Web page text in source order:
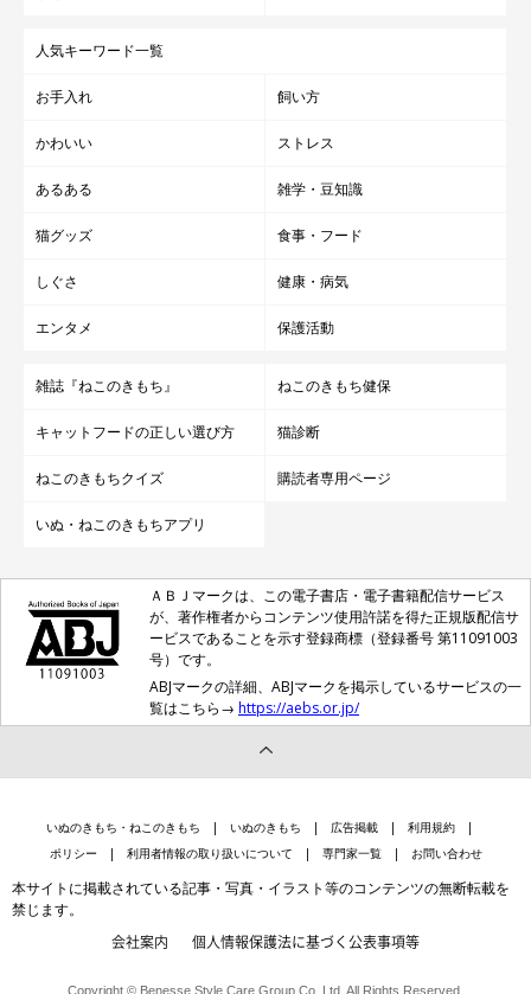
人気キーワード一覧
お手入れ 飼い方
かわいい ストレス
あるある 雑学・豆知識
猫グッズ 食事・フード
しぐさ 健康・病気
エンタメ 保護活動
雑誌『ねこのきもち』 ねこのきもち健保
キャットフードの正しい選び方 猫診断
ねこのきもちクイズ 購読者専用ページ
いぬ・ねこのきもちアプリ
ＡＢＪマークは、この電子書店・電子書籍配信サービス
が、著作権者からコンテンツ使用許諾を得た正規版配信サ
ービスであることを示す登録商標（登録番号 第11091003
号）です。
ABJマークの詳細、ABJマークを掲示しているサービスの一
覧はこちら→ https://aebs.or.jp/
いぬのきもち・ねこのきもち いぬのきもち 広告掲載
利用規約
ポリシー
利用者情報の取り扱いについて 専門家一覧 お問い合わせ
本サイトに掲載されている記事・写真・イラスト等のコンテンツの無断転載を
禁じます。
会社案内 個人情報保護法に基づく公表事項等
Copyright © Benesse Style Care Group Co.,Ltd. All Rights Reserved.